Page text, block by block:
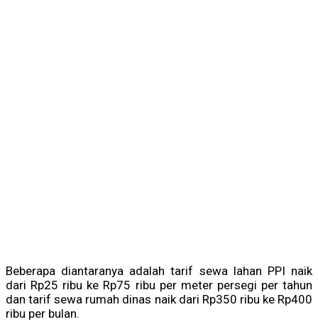
Beberapa diantaranya adalah tarif sewa lahan PPI naik
dari Rp25 ribu ke Rp75 ribu per meter persegi per tahun
dan tarif sewa rumah dinas naik dari Rp350 ribu ke Rp400
ribu per bulan.